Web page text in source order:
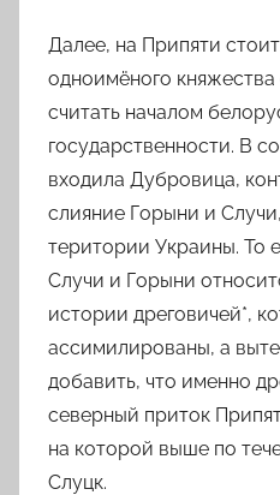
Далее, на Припяти
одноимёного княжества
считать началом
государственности. В
входила Дубровица,
слияние Горыни и
територии Украины. То
Случи и Горыни
истории дреговичей*,
ассимилированы, а
добавить, что именно
северный приток
на которой выше по
Слуцк.